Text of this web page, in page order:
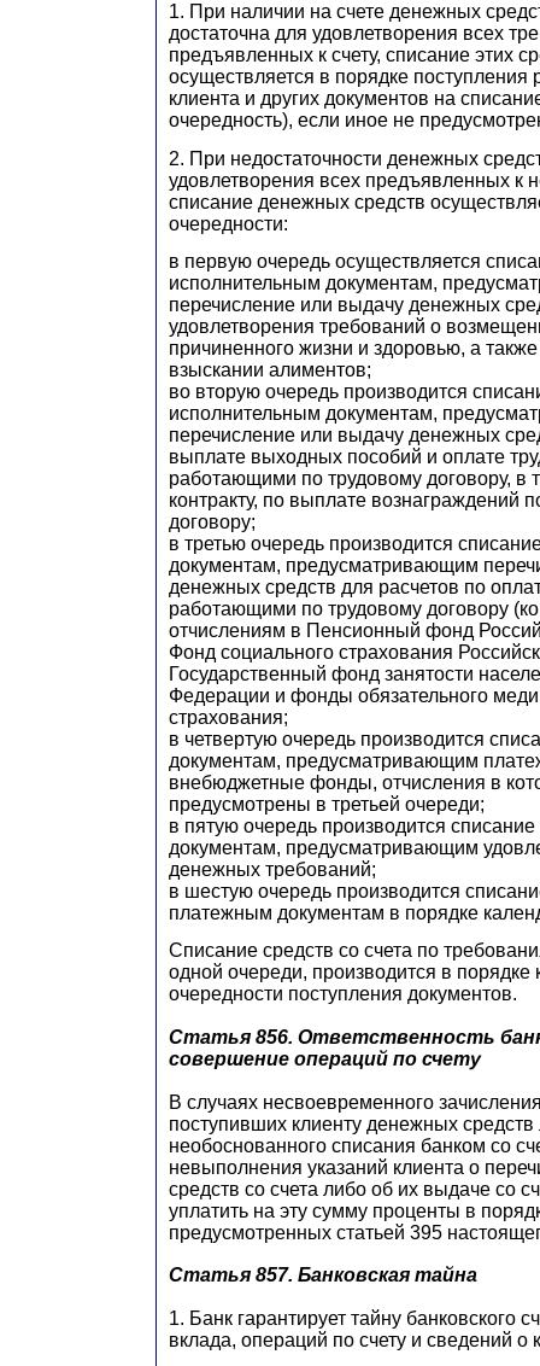
1. При наличии на счете денежных
достаточна для удовлетворения всех
предъявленных к счету, списание этих
осуществляется в порядке поступления
клиента и других документов на
очередность), если иное не
2. При недостаточности денежных
удовлетворения всех предъявленных к
списание денежных средств
очередности:
в первую очередь осуществляется
исполнительным документам,
перечисление или выдачу денежных
удовлетворения требований о
причиненного жизни и здоровью, а
взыскании алиментов;
во вторую очередь производится
исполнительным документам,
перечисление или выдачу денежных
выплате выходных пособий и оплате
работающими по трудовому договору, в
контракту, по выплате вознаграждений
договору;
в третью очередь производится
документам, предусматривающим
денежных средств для расчетов по
работающими по трудовому договору
отчислениям в Пенсионный фонд
Фонд социального страхования
Государственный фонд занятости
Федерации и фонды обязательного
страхования;
в четвертую очередь производится
документам, предусматривающим
внебюджетные фонды, отчисления в
предусмотрены в третьей очереди;
в пятую очередь производится
документам, предусматривающим
денежных требований;
в шестую очередь производится
платежным документам в порядке
Списание средств со счета по
одной очереди, производится в порядке
очередности поступления документов.
Статья 856. Ответственность
совершение операций по счету
В случаях несвоевременного
поступивших клиенту денежных средств
необоснованного списания банком со
невыполнения указаний клиента о
средств со счета либо об их выдаче со
уплатить на эту сумму проценты в
предусмотренных статьей 395
Статья 857. Банковская тайна
1. Банк гарантирует тайну банковского
вклада, операций по счету и сведений о